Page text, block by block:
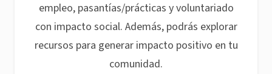
empleo, pasantías/prácticas y voluntariado
con impacto social. Además, podrás explorar
recursos para generar impacto positivo en tu
comunidad.